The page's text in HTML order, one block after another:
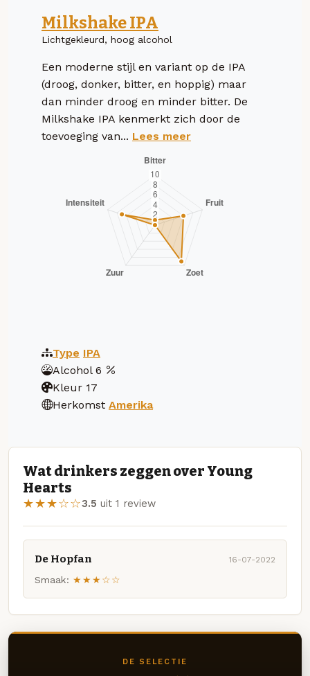
Milkshake IPA
Lichtgekleurd, hoog alcohol
Een moderne stijl en variant op de IPA
(droog, donker, bitter, en hoppig) maar
dan minder droog en minder bitter. De
Milkshake IPA kenmerkt zich door de
toevoeging van... Lees meer
Type IPA
Alcohol 6
Kleur 17
Herkomst Amerika
Wat drinkers zeggen over Young
Hearts
★★★☆☆3.5 uit 1 review
De Hopfan 16-07-2022
Smaak: ★★★☆☆
DE SELECTIE